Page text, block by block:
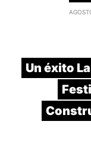
Un éxito